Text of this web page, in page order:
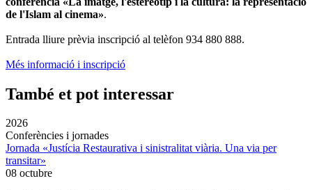
de l'Islam al cinema».
Entrada lliure prèvia inscripció al telèfon 934 880 888.
Més informació i inscripció
També et pot interessar
2026
Conferències i jornades
Jornada «Justícia Restaurativa i sinistralitat viària. Una via per
transitar»
08 octubre